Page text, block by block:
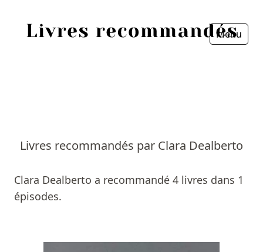
Menu
Livres recommandés par Clara Dealberto
Clara Dealberto a recommandé 4 livres dans 1
épisodes.
Livres
Fermer